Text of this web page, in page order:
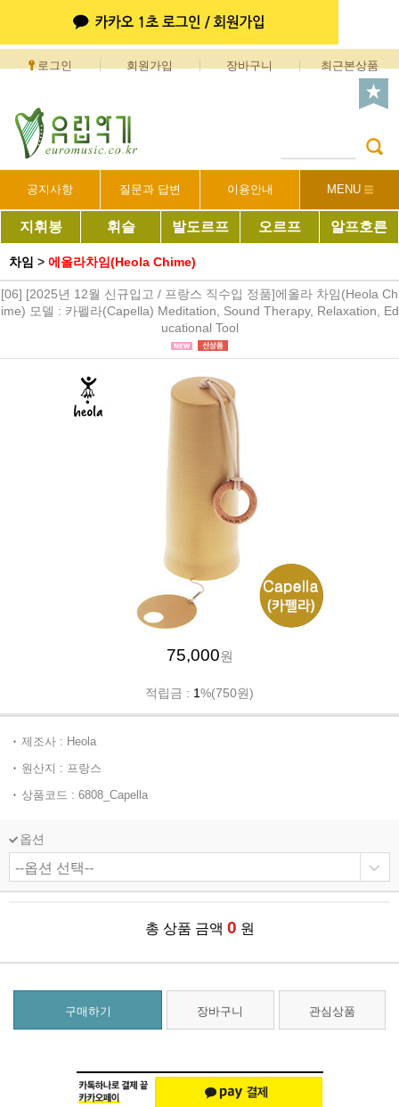
로그인 회원가입 장바구니 최근본상품
공지사항 질문과 답변 이용안내 MENU
지휘봉 휘슬 발도르프 오르프 알프호른
차임 > 에올라차임(Heola Chime)
[06] [2025년 12월 신규입고 / 프랑스 직수입 정품]에올라 차임(Heola Ch
ime) 모델 : 카펠라(Capella) Meditation, Sound Therapy, Relaxation, Ed
ucational Tool
75,000원
적립금 : 1%(750원)
제조사 : Heola
원산지 : 프랑스
상품코드 : 6808_Capella
옵션
총 상품 금액 0 원
구매하기 장바구니 관심상품